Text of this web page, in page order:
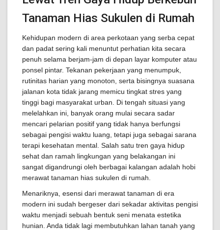
Tanaman Hias Sukulen di Rumah
Kehidupan modern di area perkotaan yang serba cepat
dan padat sering kali menuntut perhatian kita secara
penuh selama berjam-jam di depan layar komputer atau
ponsel pintar. Tekanan pekerjaan yang menumpuk,
rutinitas harian yang monoton, serta bisingnya suasana
jalanan kota tidak jarang memicu tingkat stres yang
tinggi bagi masyarakat urban. Di tengah situasi yang
melelahkan ini, banyak orang mulai secara sadar
mencari pelarian positif yang tidak hanya berfungsi
sebagai pengisi waktu luang, tetapi juga sebagai sarana
terapi kesehatan mental. Salah satu tren gaya hidup
sehat dan ramah lingkungan yang belakangan ini
sangat digandrungi oleh berbagai kalangan adalah hobi
merawat tanaman hias sukulen di rumah.
Menariknya, esensi dari merawat tanaman di era
modern ini sudah bergeser dari sekadar aktivitas pengisi
waktu menjadi sebuah bentuk seni menata estetika
hunian. Anda tidak lagi membutuhkan lahan tanah yang